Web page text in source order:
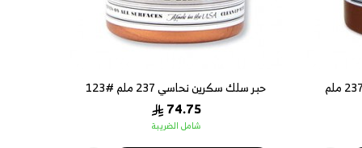
#123 حبر سلك سكرين فوشي 237 ملم #107